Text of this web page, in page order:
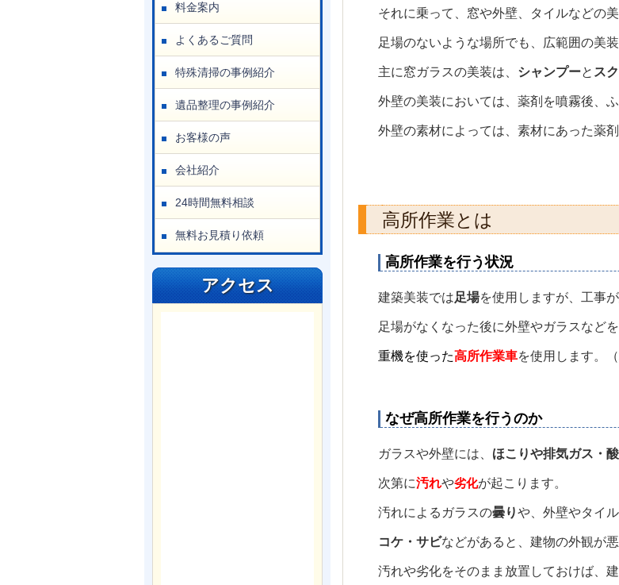
それに乗って、 窓や外壁、タイルなどの
足場のないような場所でも、広範囲の美
主に窓ガラスの美装は、 シャンプーと ス
外壁の美装においては、薬剤を噴霧後、
外壁の素材によっては、素材にあった薬
高所作業とは
高所作業を行う状況
建築美装では足場を使用しますが、工事
足場がなくなった後に外壁やガラスなど
重機を使った高所作業車を使用します。
なぜ高所作業を行うのか
ガラスや外壁には、 ほこりや排気ガス・
次第に汚れや劣化が起こります。
汚れによるガラスの曇りや、外壁やタイ
コケ・サビなどがあると、建物の外観が悪
汚れや劣化をそのまま放置しておけば、
料金案内
よくあるご質問
特殊清掃の事例紹介
遺品整理の事例紹介
お客様の声
会社紹介
24時間無料相談
無料お見積り依頼
アクセス